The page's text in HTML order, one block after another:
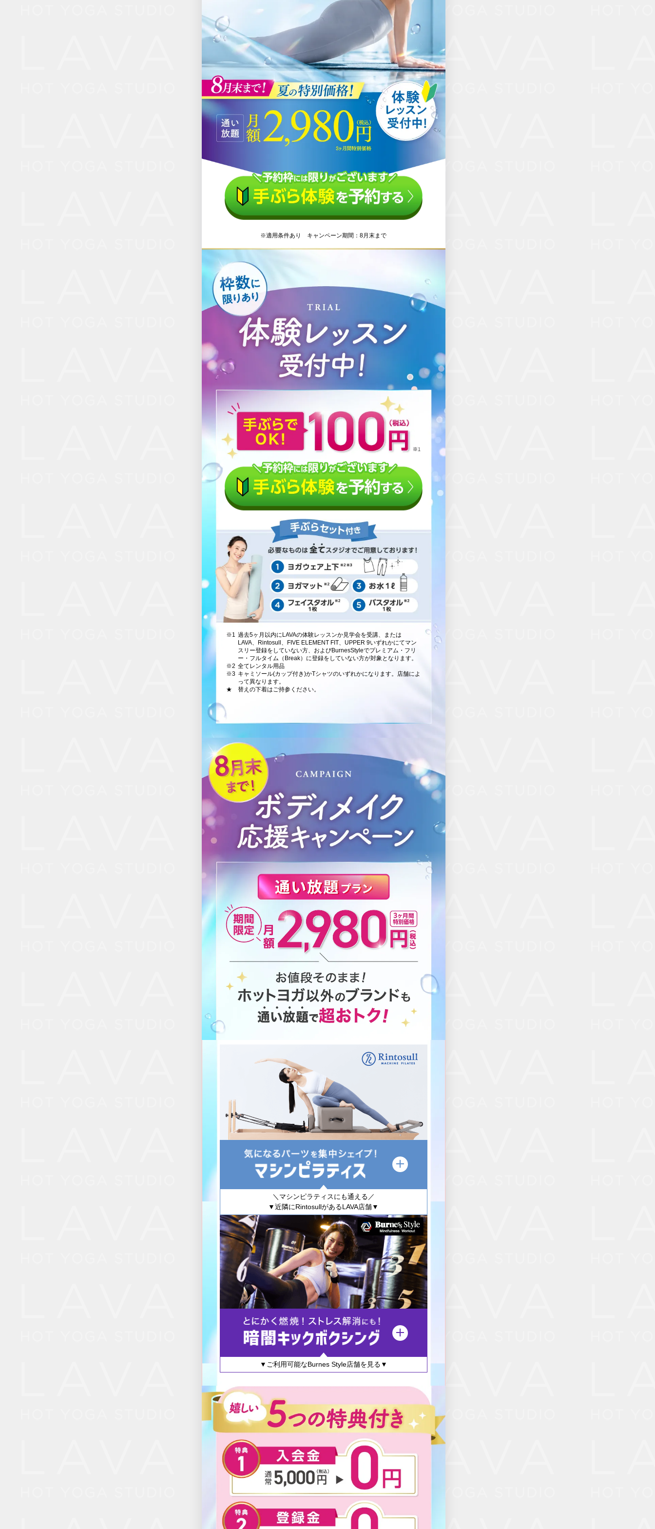
※適用条件あり キャンペーン期間：8月末まで
※1 過去5ヶ月以内にLAVAの体験レッスンか見学会を受講、または
LAVA、Rintosull、FIVE ELEMENT FIT、UPPER 9いずれかにてマン
スリー登録をしていない方、およびBurnesStyleでプレミアム・フリ
ー・フルタイム（Break）に登録をしていない方が対象となります。
※2 全てレンタル用品
※3 キャミソール(カップ付き)かTシャツのいずれかになります。店舗によ
って異なります。
★
替えの下着はご持参ください。
＼マシンピラティスにも通える／
▼近隣にRintosullがあるLAVA店舗▼
▼ご利用可能なBurnes Style店舗を見る▼